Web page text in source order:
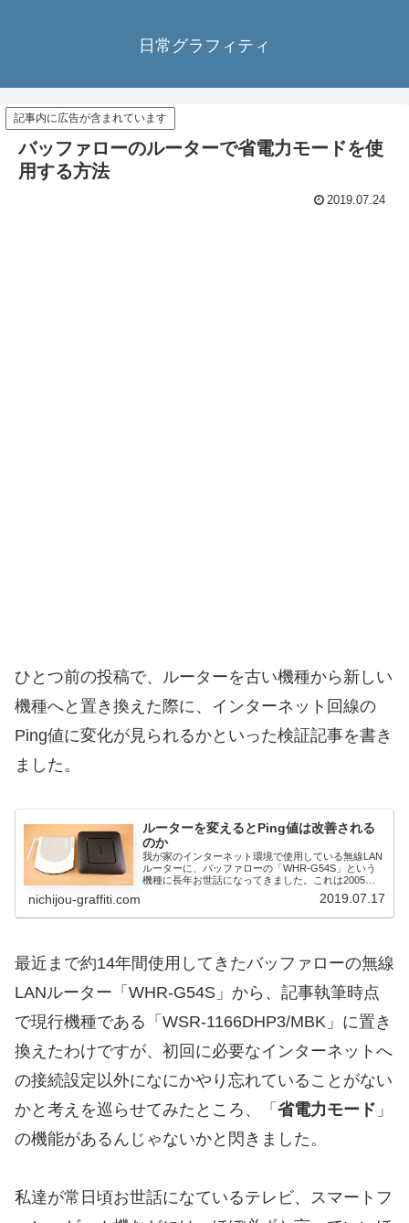
日常グラフィティ
記事内に広告が含まれています
バッファローのルーターで省電力モードを使
用する方法
2019.07.24
ひとつ前の投稿で、ルーターを古い機種から新しい
機種へと置き換えた際に、インターネット回線の
Ping値に変化が見られるかといった検証記事を書き
ました。
ルーターを変えるとPing値は改善される
のか
我が家のインターネット環境で使用している無線LAN
ルーターに、バッファローの「WHR-G54S」という
機種に長年お世話になってきました。これは2005年
頃に購入したもので、2019年現在までの約14年間、
nichijou-graffiti.com 2019.07.17
最近まで約14年間使用してきたバッファローの無線
LANルーター「WHR-G54S」から、記事執筆時点
で現行機種である「WSR-1166DHP3/MBK」に置き
換えたわけですが、初回に必要なインターネットへ
の接続設定以外になにかやり忘れていることがない
かと考えを巡らせてみたところ、「 省電力モード 」
の機能があるんじゃないかと閃きました。
私達が常日頃お世話になているテレビ、スマートフ